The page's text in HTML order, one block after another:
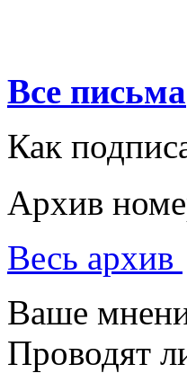
Все письма
Как
Архив
Весь архив
Ваше
Проводят